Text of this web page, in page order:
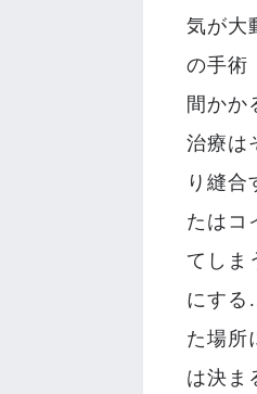
気が大
の手術
間かか
治療は
り縫合
たはコ
てしま
にする
た場所
は決ま